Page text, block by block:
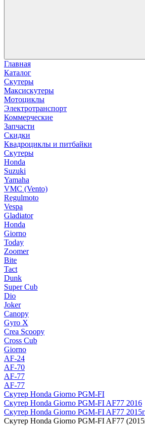
Главная
Каталог
Скутеры
Максискутеры
Мотоциклы
Электротранспорт
Коммерческие
Запчасти
Скидки
Квадроциклы и питбайки
Скутеры
Honda
Suzuki
Yamaha
VMC (Vento)
Regulmoto
Vespa
Gladiator
Honda
Giorno
Today
Zoomer
Bite
Tact
Dunk
Super Cub
Dio
Joker
Canopy
Gyro X
Crea Scoopy
Cross Cub
Giorno
AF-24
AF-70
AF-77
AF-77
Скутер Honda Giorno PGM-FI
Скутер Honda Giorno PGM-FI AF77 2016
Скутер Honda Giorno PGM-FI AF77
Скутер Honda Giorno PGM-FI AF77